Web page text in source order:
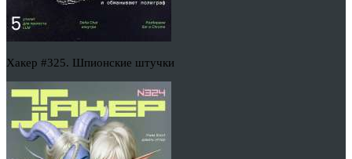
Хакер #325. Шпионские штучки